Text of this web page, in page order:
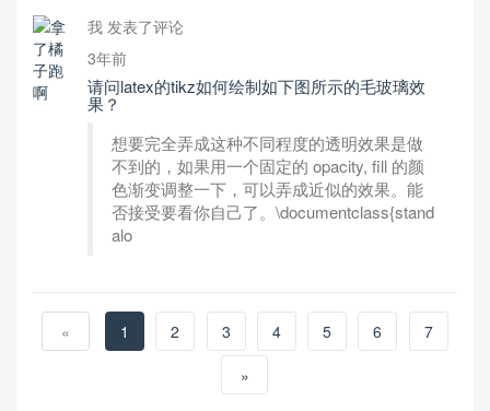
我 发表了评论
3年前
请问latex的tikz如何绘制如下图所示的毛玻璃效
果？
想要完全弄成这种不同程度的透明效果是做
不到的，如果用一个固定的 opacity, fill 的颜
色渐变调整一下，可以弄成近似的效果。能
否接受要看你自己了。\documentclass{stand
alo
« 1 2 3 4 5 6
7
»